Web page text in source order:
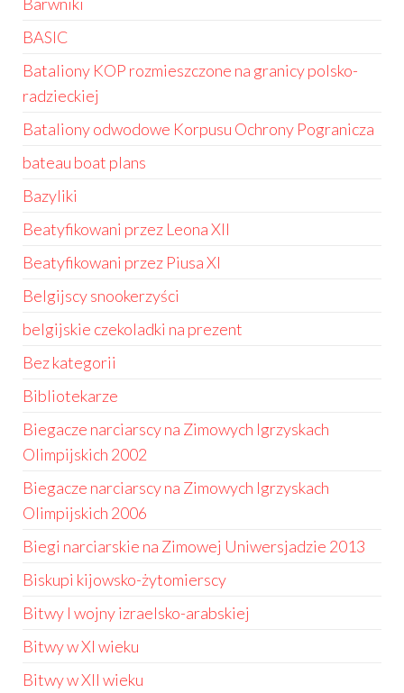
BASIC
Bataliony KOP rozmieszczone na granicy polsko-
radzieckiej
Bataliony odwodowe Korpusu Ochrony Pogranicza
bateau boat plans
Bazyliki
Beatyfikowani przez Leona XII
Beatyfikowani przez Piusa XI
Belgijscy snookerzyści
belgijskie czekoladki na prezent
Bez kategorii
Bibliotekarze
Biegacze narciarscy na Zimowych Igrzyskach
Olimpijskich 2002
Biegacze narciarscy na Zimowych Igrzyskach
Olimpijskich 2006
Biegi narciarskie na Zimowej Uniwersjadzie 2013
Biskupi kijowsko-żytomierscy
Bitwy I wojny izraelsko-arabskiej
Bitwy w XI wieku
Bitwy w XII wieku